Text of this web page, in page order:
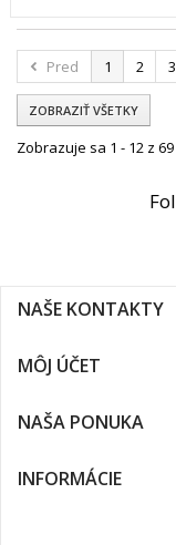
Pred 1 2 3
ZOBRAZIŤ VŠETKY
Zobrazuje sa 1 - 12 z
NAŠE KONTAKTY
MÔJ ÚČET
NAŠA PONUKA
INFORMÁCIE